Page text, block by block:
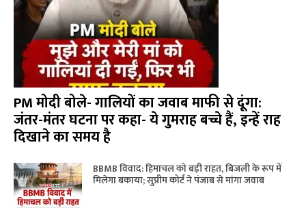
PM मोदी बोले- गालियों का जवाब माफी से दूंगा:
जंतर-मंतर घटना पर कहा- ये गुमराह बच्चे हैं, इन्हें राह
दिखाने का समय है
BBMB विवाद: हिमाचल को बड़ी राहत, बिजली के रूप में
मिलेगा बकाया; सुप्रीम कोर्ट ने पंजाब से मांगा जवाब